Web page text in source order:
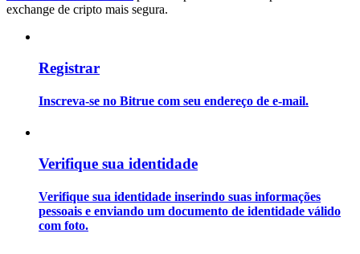
Guia
exchange de cripto mais segura.
Registrar
Inscreva-se no Bitrue com seu endereço de e-mail.
Verifique sua identidade
Verifique sua identidade inserindo suas informações
pessoais e enviando um documento de identidade válido
com foto.